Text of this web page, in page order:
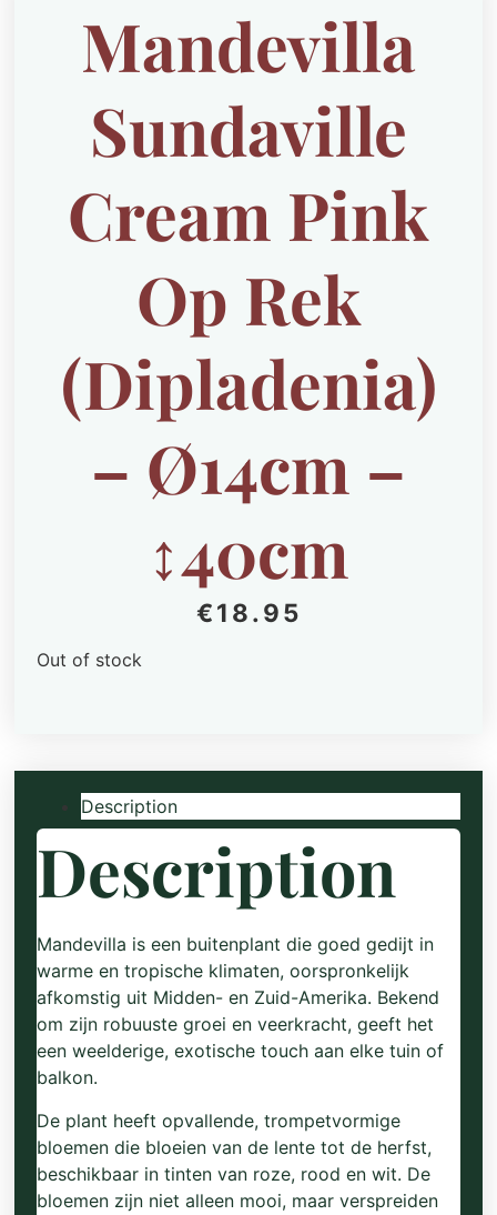
Mandevilla
Sundaville
Cream Pink
Op Rek
(Dipladenia)
– Ø14cm –
↕40cm
€18.95
Out of stock
Description
Description
Mandevilla is een buitenplant die goed gedijt in
warme en tropische klimaten, oorspronkelijk
afkomstig uit Midden- en Zuid-Amerika. Bekend
om zijn robuuste groei en veerkracht, geeft het
een weelderige, exotische touch aan elke tuin of
balkon.
De plant heeft opvallende, trompetvormige
bloemen die bloeien van de lente tot de herfst,
beschikbaar in tinten van roze, rood en wit. De
bloemen zijn niet alleen mooi, maar verspreiden